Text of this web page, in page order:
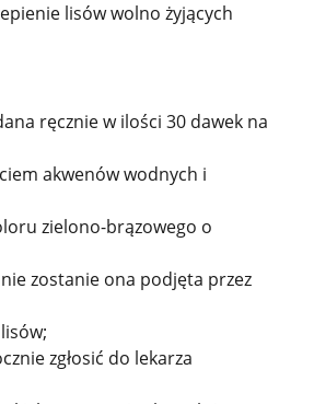
lisów wolno żyjących
ręcznie w ilości 30 dawek na
akwenów wodnych i
zielono-brązowego o
zostanie ona podjęta przez
zgłosić do lekarza